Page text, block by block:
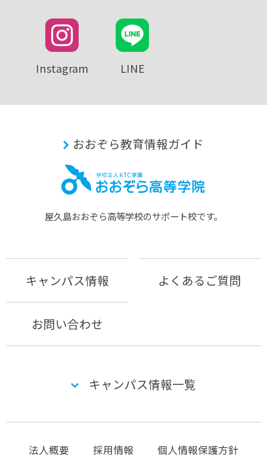
Instagram LINE
おおぞら教育情報ガイド
屋久島おおぞら⾼等学校のサポート校です。
キャンパス情報 よくあるご質問
お問い合わせ
キャンパス情報一覧
法人概要 採用情報
個人情報保護方針